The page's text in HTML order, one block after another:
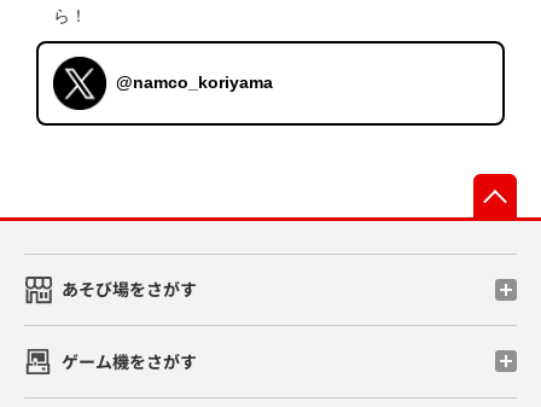
ら！
@namco_koriyama
あそび場をさがす
ゲーム機をさがす